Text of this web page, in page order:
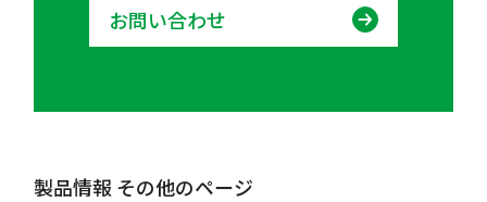
お問い合わせ
製品情報 その他のページ